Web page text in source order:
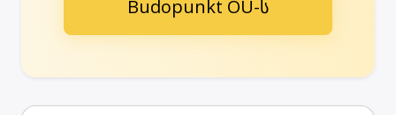
Budopunkt OÜ-ს